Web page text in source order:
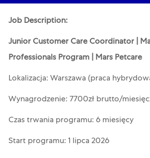
Job Description:
Junior Customer Care Coordinator
|
Professionals Program | Mars Petcare
Lokalizacja: Warszawa (praca
Wynagrodzenie: 7700zł brutto/
Czas trwania programu: 6 miesięcy
Start programu: 1 lipca 2026